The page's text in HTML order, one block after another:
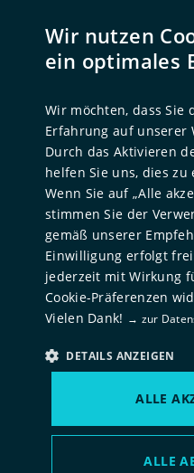
Case Studies
UNTERNEHMEN
Unternehmensgeschichte
Team
Standorte
FÜR TALENTE
Karriere
Offene Stellenangebote
© NORD Holding2026
Datenschutz
Wir nutzen
ein optimales
Wir möchten, dass Sie
Erfahrung auf unserer
Durch das Aktivieren
helfen Sie uns, dies zu
Wenn Sie auf „Alle
stimmen Sie der
gemäß unserer
Einwilligung erfolgt
jederzeit mit Wirkung
Cookie-Präferenzen
Vielen Dank! → zur
DETAILS ANZEIGEN
ALLE
ALLE